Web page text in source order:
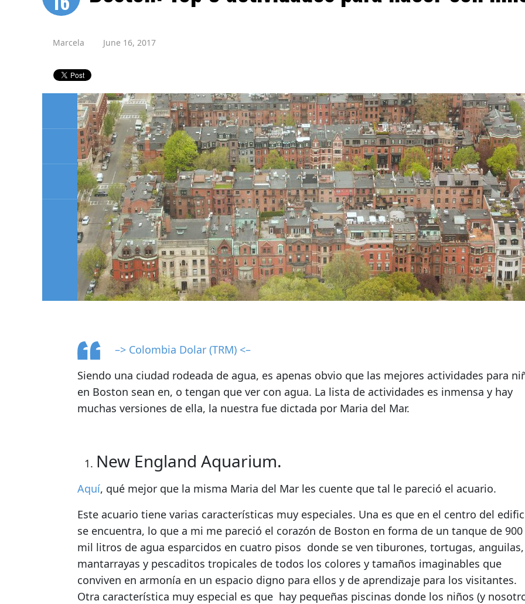
Marcela June 16, 2017
–> Colombia Dolar (TRM) <–
Siendo una ciudad rodeada de agua, es apenas obvio que las mejores actividades para
en Boston sean en, o tengan que ver con agua. La lista de actividades es inmensa y hay
muchas versiones de ella, la nuestra fue dictada por Maria del Mar.
New England Aquarium.
Aquí, qué mejor que la misma Maria del Mar les cuente que tal le pareció el acuario.
Este acuario tiene varias características muy especiales. Una es que en el centro del
se encuentra, lo que a mi me pareció el corazón de Boston en forma de un tanque de 900
mil litros de agua esparcidos en cuatro pisos donde se ven tiburones, tortugas, anguilas,
mantarrayas y pescaditos tropicales de todos los colores y tamaños imaginables que
conviven en armonía en un espacio digno para ellos y de aprendizaje para los visitantes.
Otra característica muy especial es que hay pequeñas piscinas donde los niños (y